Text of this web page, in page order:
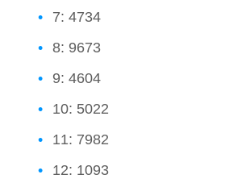
7: 4734
8: 9673
9: 4604
10: 5022
11: 7982
12: 1093